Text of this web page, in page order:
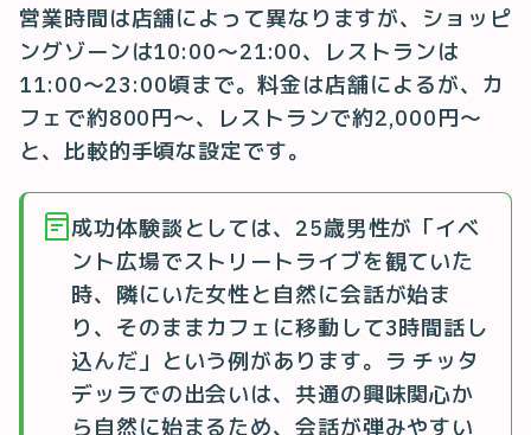
営業時間は店舗によって異なりますが、ショッピ
ングゾーンは10:00〜21:00、レストランは
11:00〜23:00頃まで。料金は店舗によるが、カ
フェで約800円〜、レストランで約2,000円〜
と、比較的手頃な設定です。
成功体験談としては、25歳男性が「イベ
ント広場でストリートライブを観ていた
時、隣にいた女性と自然に会話が始ま
り、そのままカフェに移動して3時間話し
込んだ」という例があります。ラ チッタ
デッラでの出会いは、共通の興味関心か
ら自然に始まるため、会話が弾みやすい